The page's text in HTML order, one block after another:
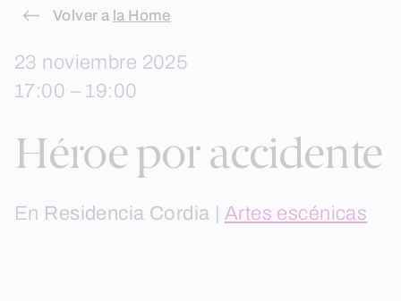
Skip
content
Volver a la Home
23 noviembre 2025
17:00 – 19:00
Héroe por accidente
En Residencia Cordia Artes escénicas